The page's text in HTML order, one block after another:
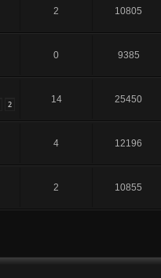
2 10805
0 9385
2 14 25450
4 12196
2 10855